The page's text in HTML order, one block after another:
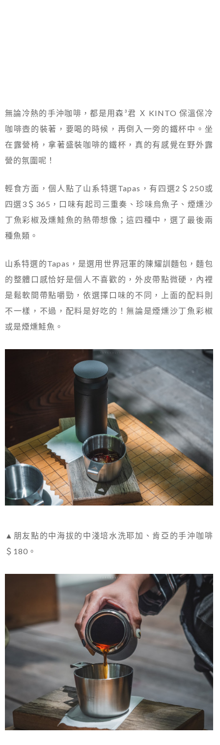
無論冷熱的手沖咖啡，都是用森³君 Ｘ KINTO 保溫保冷
咖啡壺的裝著，要喝的時候，再倒入一旁的鐵杯中。坐
在露營椅，拿著盛裝咖啡的鐵杯，真的有感覺在野外露
營的氛圍呢！
輕食方面，個人點了山系特選Tapas，有四選2＄250或
四選3＄365，口味有起司三重奏、珍味烏魚子、煙燻沙
丁魚彩椒及燻鮭魚的熱帶想像；這四種中，選了最後兩
種魚類。
山系特選的Tapas，是選用世界冠軍的陳耀訓麵包，麵包
的整體口感恰好是個人不喜歡的，外皮帶點微硬，內裡
是鬆軟間帶點嚼勁，依選擇口味的不同，上面的配料則
不一樣，不過，配料是好吃的！無論是煙燻沙丁魚彩椒
或是煙燻鮭魚。
▲朋友點的中海拔的中淺培水洗耶加、肯亞的手沖咖啡
＄180。